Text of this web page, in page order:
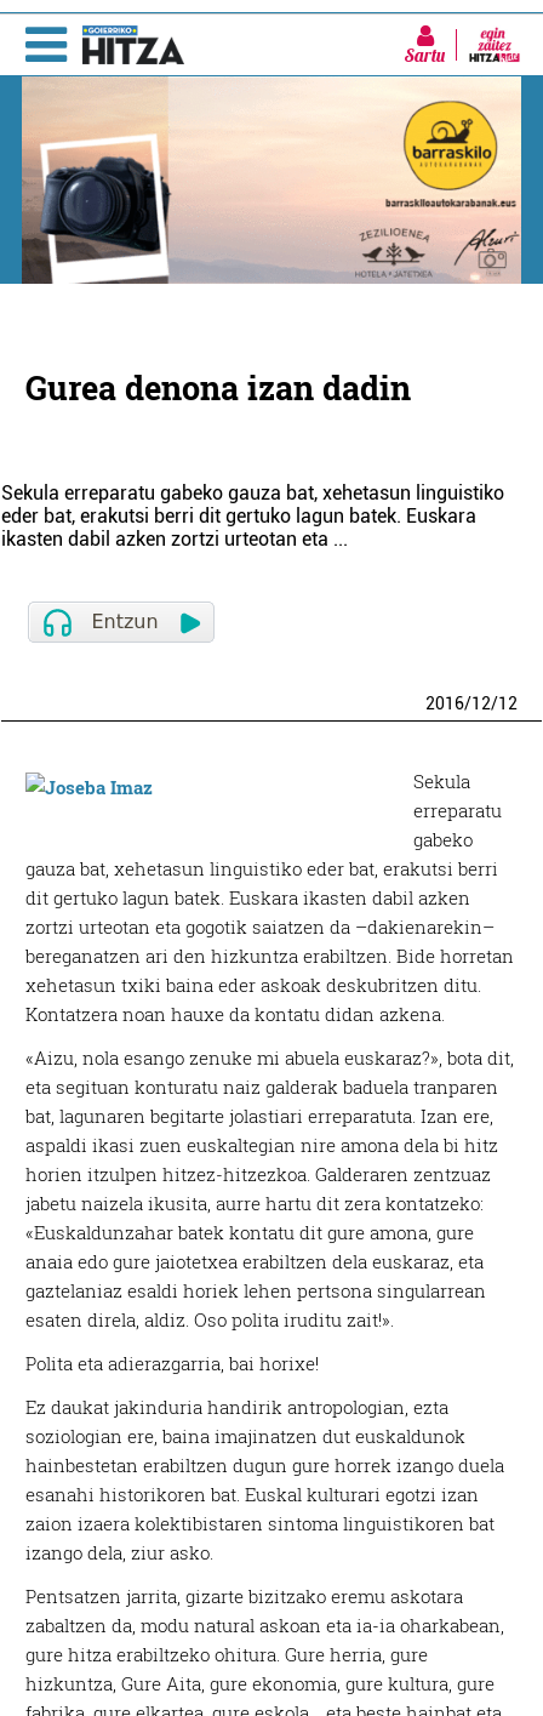
Sartu
Gurea denona izan dadin
Sekula erreparatu gabeko gauza bat, xehetasun linguistiko
eder bat, erakutsi berri dit gertuko lagun batek. Euskara
ikasten dabil azken zortzi urteotan eta ...
2016/12/12
Sekula
erreparatu
gabeko
gauza bat, xehetasun linguistiko eder bat, erakutsi berri
dit gertuko lagun batek. Euskara ikasten dabil azken
zortzi urteotan eta gogotik saiatzen da –dakienarekin–
bereganatzen ari den hizkuntza erabiltzen. Bide horretan
xehetasun txiki baina eder askoak deskubritzen ditu.
Kontatzera noan hauxe da kontatu didan azkena.
«Aizu, nola esango zenuke mi abuela euskaraz?», bota dit,
eta segituan konturatu naiz galderak baduela tranparen
bat, lagunaren begitarte jolastiari erreparatuta. Izan ere,
aspaldi ikasi zuen euskaltegian nire amona dela bi hitz
horien itzulpen hitzez-hitzezkoa. Galderaren zentzuaz
jabetu naizela ikusita, aurre hartu dit zera kontatzeko:
«Euskaldunzahar batek kontatu dit gure amona, gure
anaia edo gure jaiotetxea erabiltzen dela euskaraz, eta
gaztelaniaz esaldi horiek lehen pertsona singularrean
esaten direla, aldiz. Oso polita iruditu zait!».
Polita eta adierazgarria, bai horixe!
Ez daukat jakinduria handirik antropologian, ezta
soziologian ere, baina imajinatzen dut euskaldunok
hainbestetan erabiltzen dugun gure horrek izango duela
esanahi historikoren bat. Euskal kulturari egotzi izan
zaion izaera kolektibistaren sintoma linguistikoren bat
izango dela, ziur asko.
Pentsatzen jarrita, gizarte bizitzako eremu askotara
zabaltzen da, modu natural askoan eta ia-ia oharkabean,
gure hitza erabiltzeko ohitura. Gure herria, gure
hizkuntza, Gure Aita, gure ekonomia, gure kultura, gure